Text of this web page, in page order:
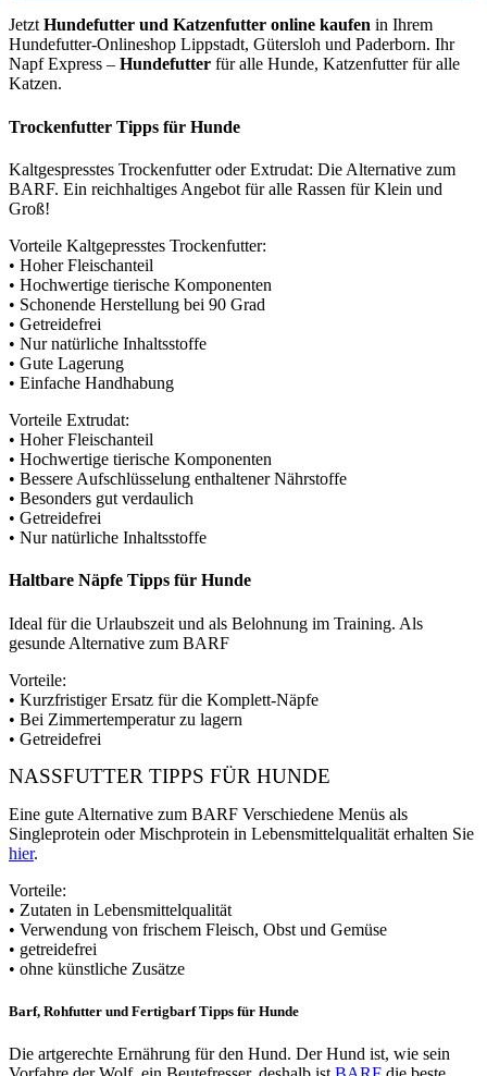
JetztHundefutter und Katzenfutter online kaufen in Ihrem
Hundefutter-Onlineshop Lippstadt, Gütersloh und Paderborn. Ihr
Napf Express – Hundefutter für alle Hunde, Katzenfutter für alle
Katzen.
Trockenfutter Tipps für Hunde
Kaltgespresstes Trockenfutter oder Extrudat: Die Alternative zum
BARF. Ein reichhaltiges Angebot für alle Rassen für Klein und
Groß!
Vorteile Kaltgepresstes Trockenfutter:
• Hoher Fleischanteil
• Hochwertige tierische Komponenten
• Schonende Herstellung bei 90 Grad
• Getreidefrei
• Nur natürliche Inhaltsstoffe
• Gute Lagerung
• Einfache Handhabung
Vorteile Extrudat:
• Hoher Fleischanteil
• Hochwertige tierische Komponenten
• Bessere Aufschlüsselung enthaltener Nährstoffe
• Besonders gut verdaulich
• Getreidefrei
• Nur natürliche Inhaltsstoffe
Haltbare Näpfe Tipps für Hunde
Ideal für die Urlaubszeit und als Belohnung im Training. Als
gesunde Alternative zum BARF
Vorteile:
• Kurzfristiger Ersatz für die Komplett-Näpfe
• Bei Zimmertemperatur zu lagern
• Getreidefrei
NASSFUTTER TIPPS FÜR HUNDE
Eine gute Alternative zum BARF Verschiedene Menüs als
Singleprotein oder Mischprotein in Lebensmittelqualität erhalten Sie
hier.
Vorteile:
• Zutaten in Lebensmittelqualität
• Verwendung von frischem Fleisch, Obst und Gemüse
• getreidefrei
• ohne künstliche Zusätze
Barf, Rohfutter und Fertigbarf Tipps für Hunde
Die artgerechte Ernährung für den Hund. Der Hund ist, wie sein